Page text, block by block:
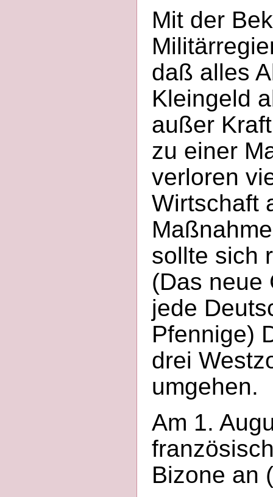
Mit der
daß alles
Kleingeld
außer
zu einer
verloren
Wirtschaft
sollte sich
(Das neue
jede
Pfennige)
drei
umgehen.
Am 1.
Bizone an